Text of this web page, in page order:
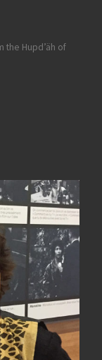
the Hupd’äh of